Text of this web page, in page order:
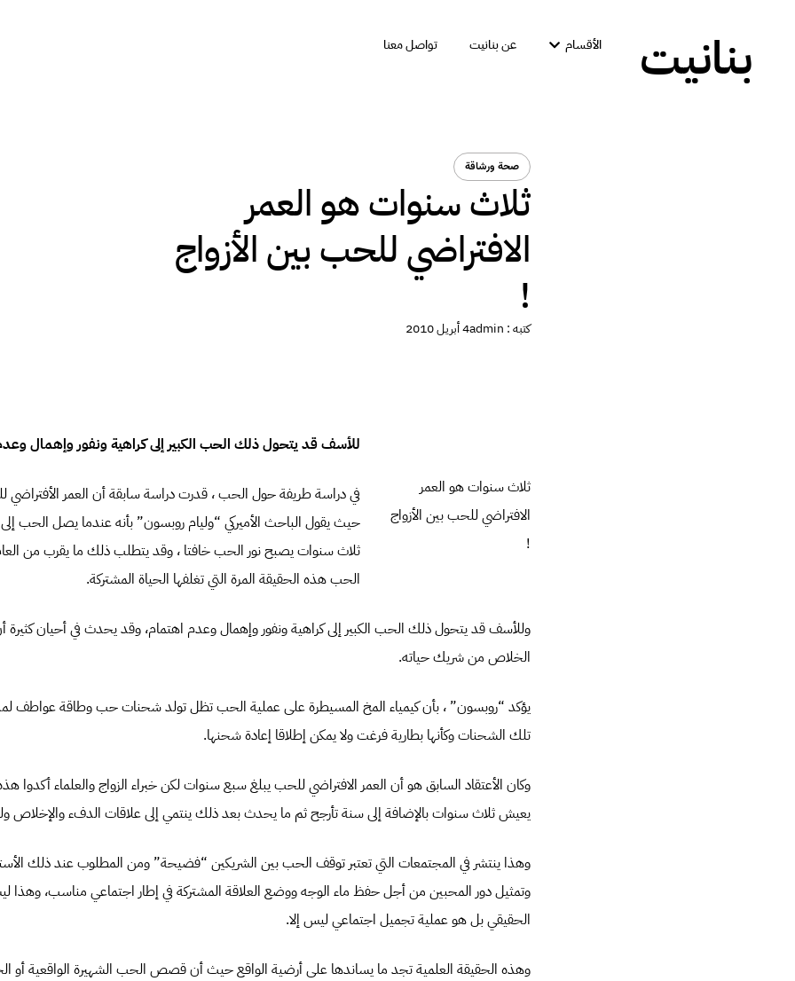
بنانيت الأقسام عن بنانيت تواصل معنا
صحة ورشاقة
ثلاث سنوات هو العمر
الافتراضي للحب بين الأزواج
!
كتبه : admin4 أبريل 2010
ثلاث سنوات هو العمر
الافتراضي للحب بين الأزواج
!
للأسف قد يتحول ذلك الحب الكبير إلى كراهية ونفور وإهمال
في دراسة طريفة حول الحب ، قدرت دراسة سابقة أن العمر
حيث يقول الباحث الأميركي “وليام روبسون” بأنه عندما يصل الحب إلى
ثلاث سنوات يصبح نور الحب خافتا ، وقد يتطلب ذلك ما يقرب من
الحب هذه الحقيقة المرة التي تغلفها الحياة المشتركة.
وللأسف قد يتحول ذلك الحب الكبير إلى كراهية ونفور وإهمال وعدم اهتمام، وقد يحدث في أحيان كثيرة
الخلاص من شريك حياته.
تلك الشحنات وكأنها بطارية فرغت ولا يمكن إطلاقا إعادة شحنها.
وكان الأعتقاد السابق هو أن العمر الافتراضي للحب يبلغ سبع سنوات لكن خبراء الزواج والعلماء أكدوا
يعيش ثلاث سنوات بالإضافة إلى سنة تأرجح ثم ما يحدث بعد ذلك ينتمي إلى علاقات الدفء
وهذا ينتشر في المجتمعات التي تعتبر توقف الحب بين الشريكين “فضيحة” ومن المطلوب عند ذلك
وتمثيل دور المحبين من أجل حفظ ماء الوجه ووضع العلاقة المشتركة في إطار اجتماعي مناسب،
الحقيقي بل هو عملية تجميل اجتماعي ليس إلا.
وهذه الحقيقة العلمية تجد ما يساندها على أرضية الواقع حيث أن قصص الحب الشهيرة الواقعية أو